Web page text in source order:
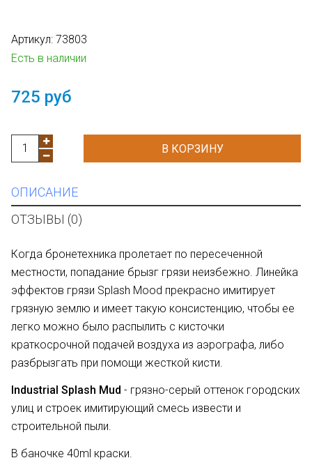
Артикул: 73803
Есть в наличии
725 руб
В КОРЗИНУ
ОПИСАНИЕ
ОТЗЫВЫ (0)
Когда бронетехника пролетает по пересеченной
местности, попадание брызг грязи неизбежно. Линейка
эффектов грязи Splash Mood прекрасно имитирует
грязную землю и имеет такую консистенцию, чтобы ее
легко можно было распылить с кисточки
краткосрочной подачей воздуха из аэрографа, либо
разбрызгать при помощи жесткой кисти.
Industrial Splash Mud - грязно-серый оттенок городских
улиц и строек имитирующий смесь извести и
строительной пыли.
В баночке 40ml краски.